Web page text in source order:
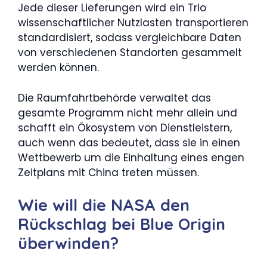
Jede dieser Lieferungen wird ein Trio
wissenschaftlicher Nutzlasten transportieren
standardisiert, sodass vergleichbare Daten
von verschiedenen Standorten gesammelt
werden können.
Die Raumfahrtbehörde verwaltet das
gesamte Programm nicht mehr allein und
schafft ein Ökosystem von Dienstleistern,
auch wenn das bedeutet, dass sie in einen
Wettbewerb um die Einhaltung eines engen
Zeitplans mit China treten müssen.
Wie will die NASA den
Rückschlag bei Blue Origin
überwinden?